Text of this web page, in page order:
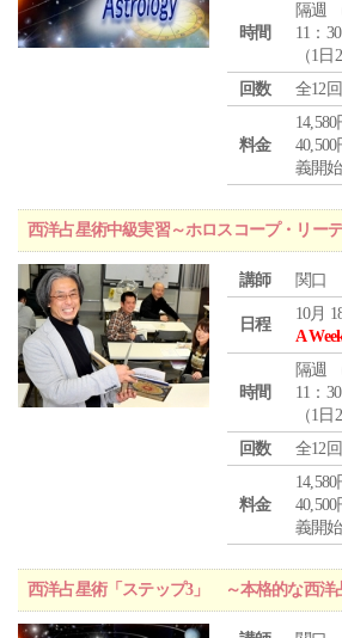
時間
隔週
11：
（1日
回数
全12回
料金
義開
西洋占星術中級実習～ホロスコープ・リー
講師 関口
日程
10月
A
時間
隔週
11：
（1日
回数
全12回
料金
義開
西洋占星術「ステップ3」 ～本格的な西洋